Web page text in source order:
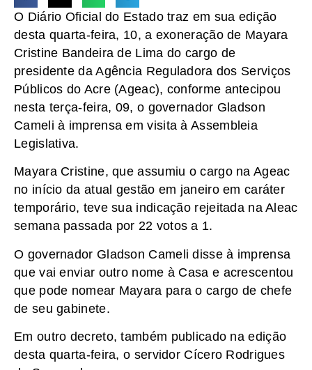
O Diário Oficial do Estado traz em sua edição
desta quarta-feira, 10, a exoneração de Mayara
Cristine Bandeira de Lima do cargo de
presidente da Agência Reguladora dos Serviços
Públicos do Acre (Ageac), conforme antecipou
nesta terça-feira, 09, o governador Gladson
Cameli à imprensa em visita à Assembleia
Legislativa.
Mayara Cristine, que assumiu o cargo na Ageac
no início da atual gestão em janeiro em caráter
temporário, teve sua indicação rejeitada na Aleac
semana passada por 22 votos a 1.
O governador Gladson Cameli disse à imprensa
que vai enviar outro nome à Casa e acrescentou
que pode nomear Mayara para o cargo de chefe
de seu gabinete.
Em outro decreto, também publicado na edição
desta quarta-feira, o servidor Cícero Rodrigues